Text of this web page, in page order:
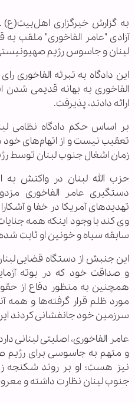
به گزارش خبرگزاری اهل‌بیت(ع)
آزادی "عامر الفاخوری" ملقب
لبنان و جاسوس رژیم
این دادگاه به تبرئه الفاخوری
الفاخوری به بهانه قدیمی شدن
ارائه دادند، پذیرفت.
بر اساس حکم دادگاه نظامی
تعقیب نیست و از اتهام‌های خود
زمان اشغال جنوب لبنان توسط
حزب الله لبنان در واکنش به
دستگیری عامر الفاخوری
تهدیدهای آمریکا در خفا و آشکارا
وی کند با وجود اینکه همه
سابقه سیاه و خونین او ثابت
این جنبش از دستگاه قضایی
و صداقت خود که در بوته
همچنین به منظور دفاع از
مورد ظلم قرار گرفته‌ها و همه
سرزمین خود جانفشانی کردند
عامر الفاخوری، اصلیتی لبنانی
و متهم به جاسوسی برای رژیم
نیز هست؛ او بر روند شکنجه
جنوب لبنان نظارت داشته و